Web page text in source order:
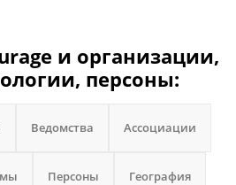
и организации,
персоны:
Ведомства Ассоциации
Персоны География